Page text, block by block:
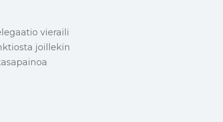
vieraili
joillekin